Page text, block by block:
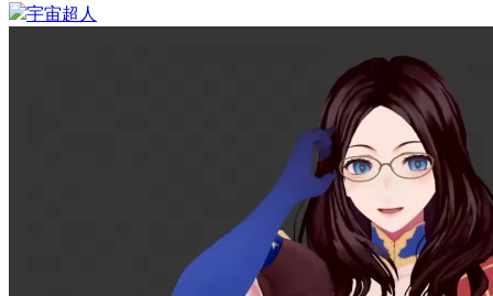
宇宙超人